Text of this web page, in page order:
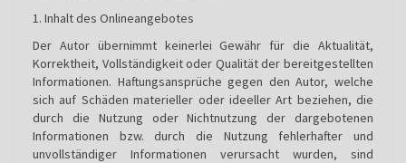
1. Inhalt des Onlineangebotes
Der Autor übernimmt keinerlei Gewähr für die Aktualität,
Korrektheit, Vollständigkeit oder Qualität der bereitgestellten
Informationen. Haftungsansprüche gegen den Autor, welche
sich auf Schäden materieller oder ideeller Art beziehen, die
durch die Nutzung oder Nichtnutzung der dargebotenen
Informationen bzw. durch die Nutzung fehlerhafter und
unvollständiger Informationen verursacht wurden, sind